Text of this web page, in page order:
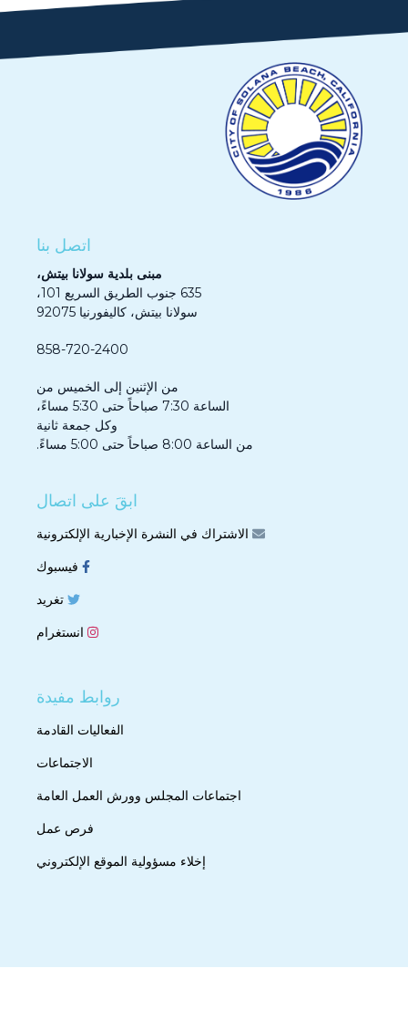
اتصل بنا
مبنى بلدية سولانا بيتش،
635 جنوب الطريق السريع 101،
سولانا بيتش، كاليفورنيا 92075
858-720-2400
من الإثنين إلى الخميس من
الساعة 7:30 صباحاً حتى 5:30 مساءً،
وكل جمعة ثانية
من الساعة 8:00 صباحاً حتى 5:00 مساءً.
ابقَ على اتصال
الاشتراك في النشرة الإخبارية الإلكترونية
فيسبوك
تغريد
انستغرام
روابط مفيدة
الفعاليات القادمة
الاجتماعات
اجتماعات المجلس وورش العمل العامة
فرص عمل
إخلاء مسؤولية الموقع الإلكتروني